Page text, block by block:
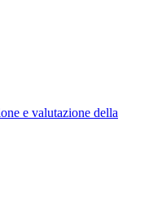
e valutazione della